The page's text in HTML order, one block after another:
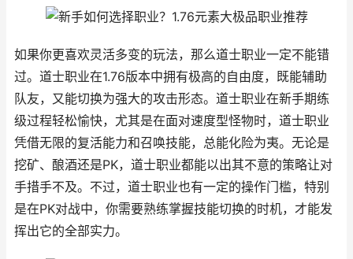
如果你更喜欢灵活多变的玩法，那么道士职业一定不能错
过。道士职业在1.76版本中拥有极高的自由度，既能辅助
队友，又能切换为强大的攻击形态。道士职业在新手期练
级过程轻松愉快，尤其是在面对速度型怪物时，道士职业
凭借无限的复活能力和召唤技能，总能化险为夷。无论是
挖矿、酿酒还是PK，道士职业都能以出其不意的策略让对
手措手不及。不过，道士职业也有一定的操作门槛，特别
是在PK对战中，你需要熟练掌握技能切换的时机，才能发
挥出它的全部实力。